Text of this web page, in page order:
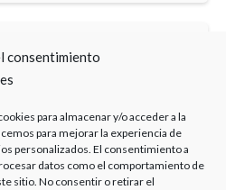
consentimiento
para almacenar y/o acceder a la
para mejorar la experiencia de
personalizados. El consentimiento a
datos como el comportamiento de
sitio. No consentir o retirar el
Semana Perpetuidad